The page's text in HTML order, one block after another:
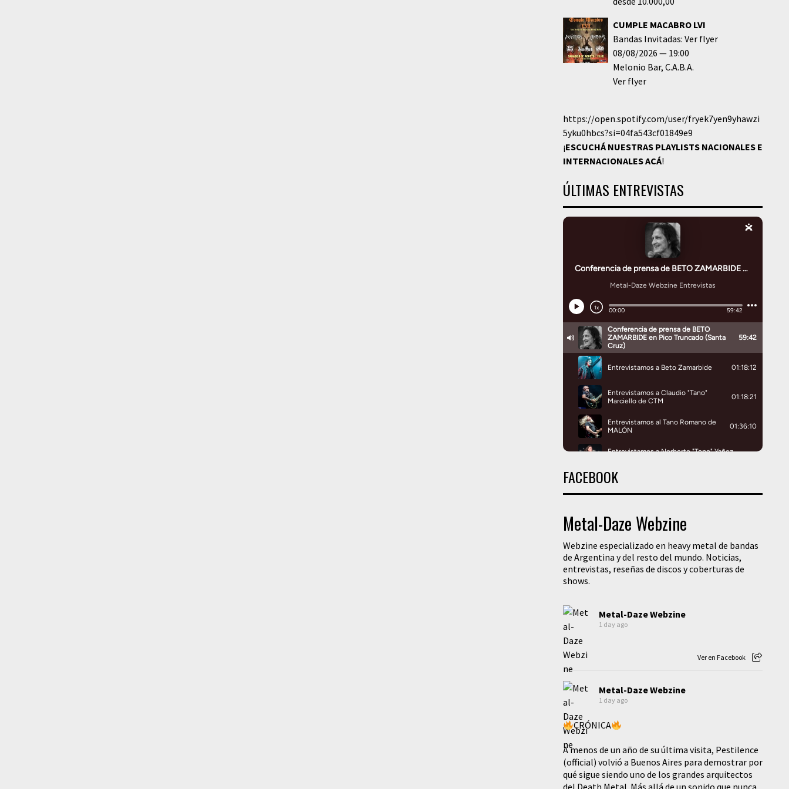
CUMPLE MACABRO LVI
Bandas Invitadas: Ver flyer
08/08/2026
19:00
Melonio Bar C.A.B.A.
Ver flyer
https://open.spotify.com/user/fryek7yen9yhawzi
5yku0hbcs?si=04fa543cf01849e9
¡ESCUCHÁ NUESTRAS PLAYLISTS NACIONALES E
INTERNACIONALESACÁ!
ÚLTIMAS ENTREVISTAS
FACEBOOK
Metal-Daze Webzine
Webzine especializado en heavy metal de bandas
de Argentina y del resto del mundo. Noticias,
entrevistas, reseñas de discos y coberturas de
shows.
Metal-Daze Webzine
1 day ago
Ver en Facebook
Metal-Daze Webzine
1 day ago
CRÓNICA
A menos de un año de su última visita, Pestilence
(official) volvió a Buenos Aires para demostrar por
qué sigue siendo uno de los grandes arquitectos
del Death Metal. Más allá de un sonido que nunca